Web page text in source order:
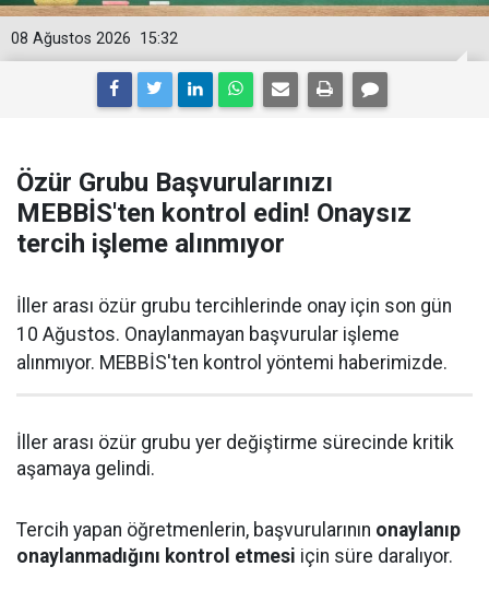
15:32
08 Ağustos 2026
Özür Grubu Başvurularınızı
MEBBİS'ten kontrol edin! Onaysız
tercih işleme alınmıyor
İller arası özür grubu tercihlerinde onay için son gün
10 Ağustos. Onaylanmayan başvurular işleme
alınmıyor. MEBBİS'ten kontrol yöntemi haberimizde.
İller arası özür grubu yer değiştirme sürecinde kritik
aşamaya gelindi.
Tercih yapan öğretmenlerin, başvurularının onaylanıp
onaylanmadığını kontrol etmesi için süre daralıyor.